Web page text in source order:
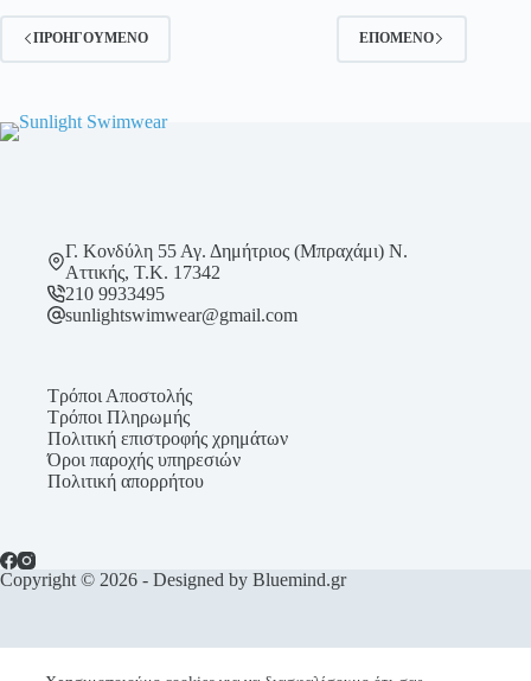
παραλλαγές.
ΠΡΟΗΓΟΎΜΕΝΟ ΕΠΌΜΕΝΟ
Γ. Κονδύλη 55 Αγ. Δημήτριος (Μπραχάμι) Ν.
Αττικής, Τ.Κ. 17342
210 9933495
sunlightswimwear@gmail.com
Τρόποι Αποστολής
Τρόποι Πληρωμής
Πολιτική επιστροφής χρημάτων
Όροι παροχής υπηρεσιών
Πολιτική απορρήτου
Copyright © 2026 - Designed by Bluemind.gr